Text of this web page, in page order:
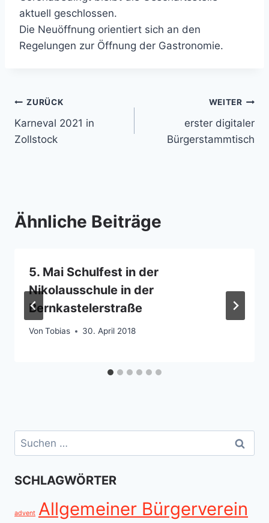
aktuell geschlossen.
Die Neuöffnung orientiert sich an den
Regelungen zur Öffnung der Gastronomie.
Beitragsnavigation
ZURÜCK
Karneval 2021 in
Zollstock
WEITER
erster digitaler
Bürgerstammtisch
Ähnliche Beiträge
5. Mai Schulfest in der
Nikolausschule in der
Bernkastelerstraße
Von Tobias 30. April 2018
Suchen
nach:
SCHLAGWÖRTER
advent Allgemeiner Bürgerverein